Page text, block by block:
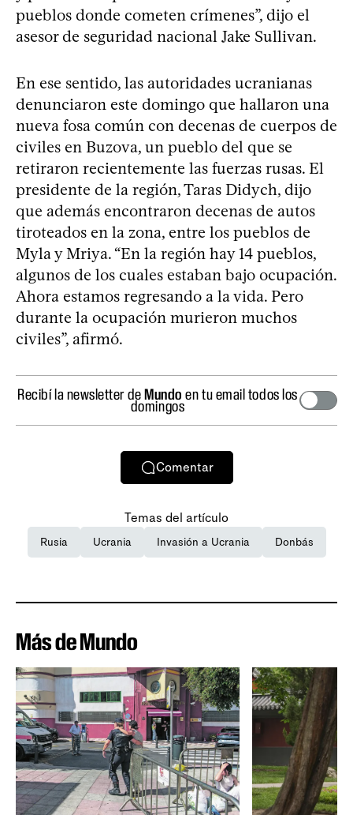
pueblos donde cometen crímenes”, dijo el
asesor de seguridad nacional Jake Sullivan.
En ese sentido, las autoridades ucranianas
denunciaron este domingo que hallaron una
nueva fosa común con decenas de cuerpos de
civiles en Buzova, un pueblo del que se
retiraron recientemente las fuerzas rusas. El
presidente de la región, Taras Didych, dijo
que además encontraron decenas de autos
tiroteados en la zona, entre los pueblos de
Myla y Mriya. “En la región hay 14 pueblos,
algunos de los cuales estaban bajo ocupación.
Ahora estamos regresando a la vida. Pero
durante la ocupación murieron muchos
civiles”, afirmó.
Recibí la newsletter deMundo en tu email todos los
domingos
Comentar
Temas del artículo
Rusia Ucrania Invasión a Ucrania Donbás
Más de Mundo